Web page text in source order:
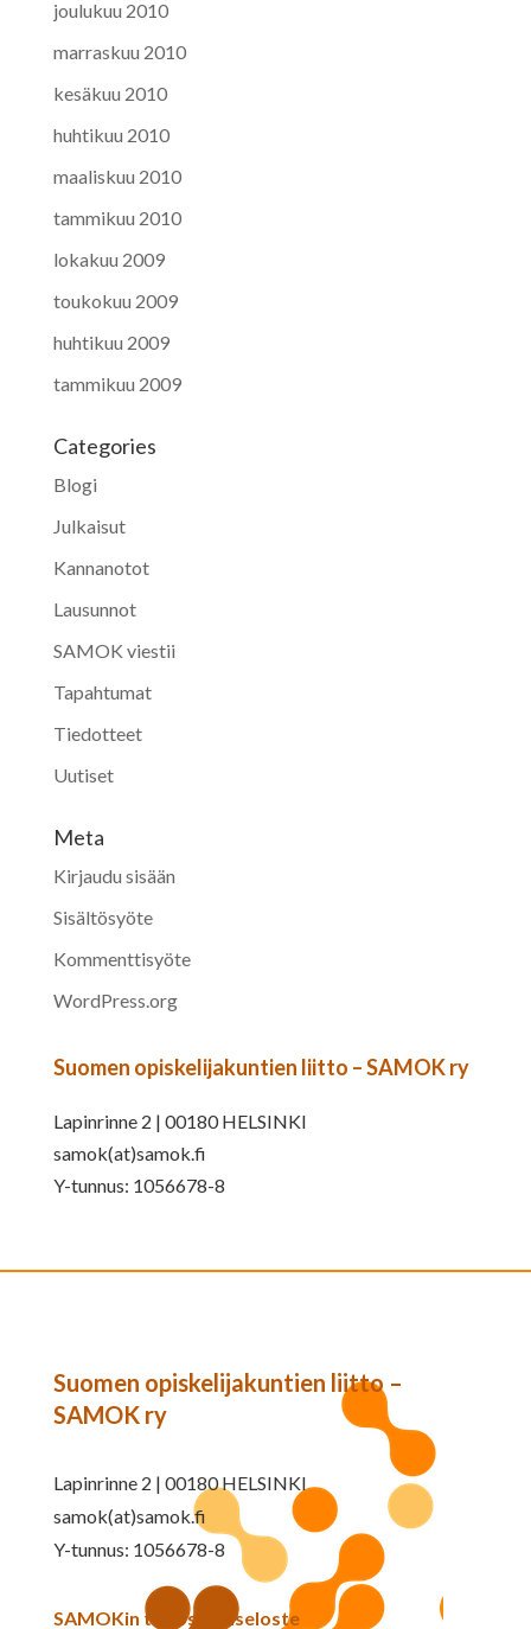
joulukuu 2010
marraskuu 2010
kesäkuu 2010
huhtikuu 2010
maaliskuu 2010
tammikuu 2010
lokakuu 2009
toukokuu 2009
huhtikuu 2009
tammikuu 2009
Categories
Blogi
Julkaisut
Kannanotot
Lausunnot
SAMOK viestii
Tapahtumat
Tiedotteet
Uutiset
Meta
Kirjaudu sisään
Sisältösyöte
Kommenttisyöte
WordPress.org
Suomen opiskelijakuntien liitto – SAMOK ry
Lapinrinne 2 | 00180 HELSINKI
samok(at)samok.fi
Y-tunnus: 1056678-8
Suomen opiskelijakuntien liitto –
SAMOK ry
Lapinrinne 2 | 00180 HELSINKI
samok(at)samok.fi
Y-tunnus: 1056678-8
SAMOKin tietosuojaseloste